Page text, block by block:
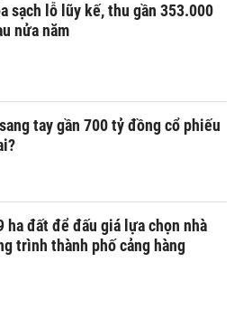
sạch lỗ lũy kế, thu gần 353.000
nửa năm
tay gần 700 tỷ đồng cổ phiếu
ha đất để đấu giá lựa chọn nhà
trình thành phố cảng hàng